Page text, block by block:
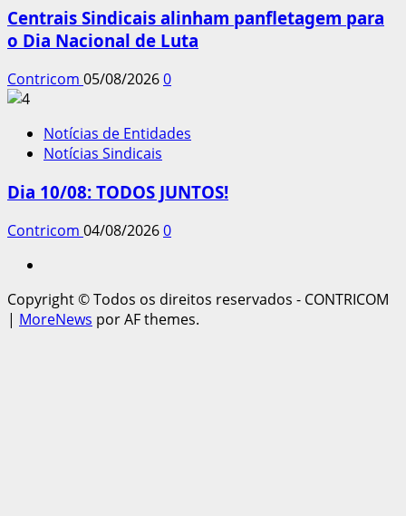
Centrais Sindicais alinham panfletagem para
o Dia Nacional de Luta
Contricom 05/08/20260
Notícias de Entidades
Notícias Sindicais
Dia 10/08: TODOS JUNTOS!
Contricom 04/08/20260
Copyright © Todos os direitos reservados - CONTRICOM
| MoreNews por AF themes.